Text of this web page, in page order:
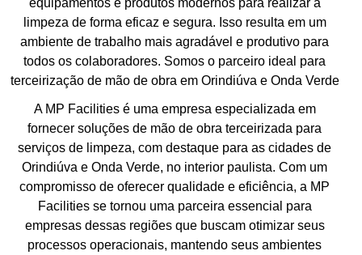
equipamentos e produtos modernos para realizar a
limpeza de forma eficaz e segura. Isso resulta em um
ambiente de trabalho mais agradável e produtivo para
todos os colaboradores. Somos o parceiro ideal para
terceirização de mão de obra em Orindiúva e Onda Verde
A MP Facilities é uma empresa especializada em
fornecer soluções de mão de obra terceirizada para
serviços de limpeza, com destaque para as cidades de
Orindiúva e Onda Verde, no interior paulista. Com um
compromisso de oferecer qualidade e eficiência, a MP
Facilities se tornou uma parceira essencial para
empresas dessas regiões que buscam otimizar seus
processos operacionais, mantendo seus ambientes